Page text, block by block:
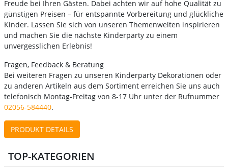
Freude bei Ihren Gästen. Dabei achten wir auf hohe Qualität zu
günstigen Preisen – für entspannte Vorbereitung und glückliche
Kinder. Lassen Sie sich von unseren Themenwelten inspirieren
und machen Sie die nächste Kinderparty zu einem
unvergesslichen Erlebnis!
Fragen, Feedback & Beratung
Bei weiteren Fragen zu unseren Kinderparty Dekorationen oder
zu anderen Artikeln aus dem Sortiment erreichen Sie uns auch
telefonisch Montag-Freitag von 8-17 Uhr unter der Rufnummer
02056-584440.
PRODUKT DETAILS
TOP-KATEGORIEN